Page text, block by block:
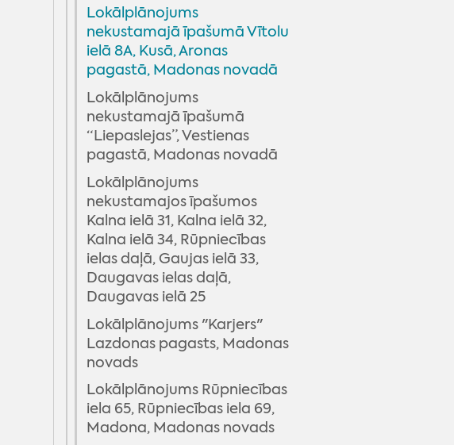
Kalsnavas pagasts
Lazdonas pagasts
Liezēres pagasts
Ļaudonas pagasts
Madonas pilsēta
Mārcienas pagasts
Mētrienas pagasts
Ošupes pagasts
Praulienas pagasts
Sarkaņu pagasts
Vestienas pagasts
Lokālplānojums
nekustamajā īpašumā Vītolu
ielā 8A, Kusā, Aronas
pagastā, Madonas novadā
Lokālplānojums
nekustamajā īpašumā
“Liepaslejas”, Vestienas
pagastā, Madonas novadā
Lokālplānojums
nekustamajos īpašumos
Kalna ielā 31, Kalna ielā 32,
Kalna ielā 34, Rūpniecības
ielas daļā, Gaujas ielā 33,
Daugavas ielas daļā,
Daugavas ielā 25
Lokālplānojums "Karjers"
Lazdonas pagasts, Madonas
novads
Lokālplānojums Rūpniecības
iela 65, Rūpniecības iela 69,
Madona, Madonas novads